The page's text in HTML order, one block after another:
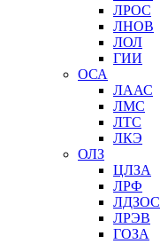
ЛРОС
ЛНОВ
ЛОЛ
ГИИ
ОСА
ЛААС
ЛМС
ЛТС
ЛКЭ
ОЛЗ
ЦЛЗА
ЛРФ
ЛДЗОС
ЛРЭВ
ГОЗА